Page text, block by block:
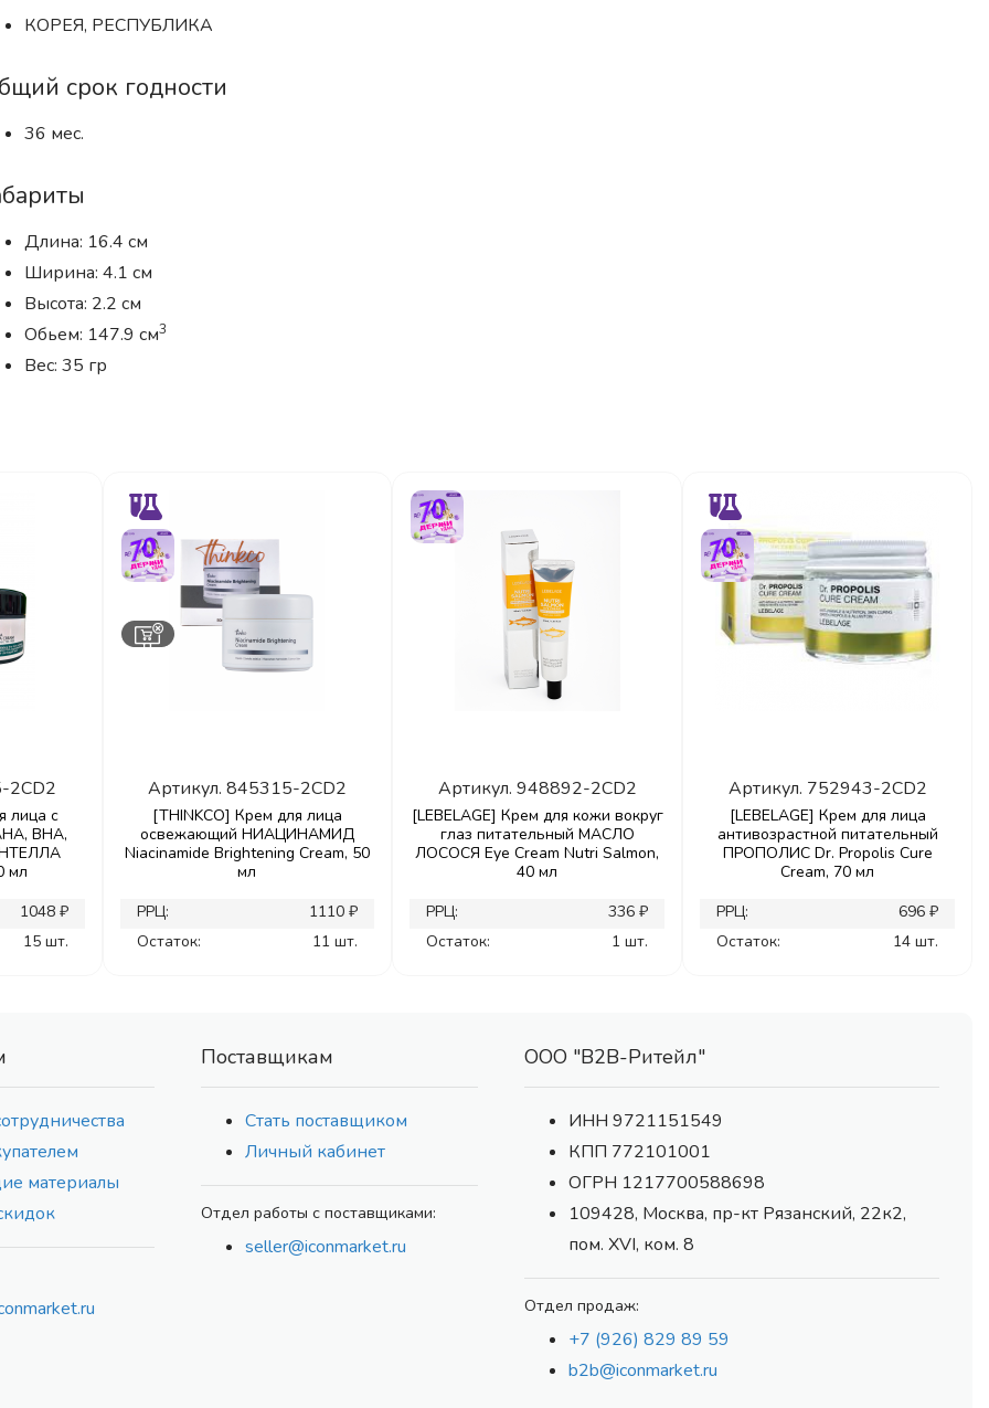
КОРЕЯ, РЕСПУБЛИКА
срок годности
36 мес.
Длина: 16.4 см
Ширина: 4.1 см
Высота: 2.2 см
Обьем: 147.9 см3
Вес: 35 гр
2CD2
лица с
BHA,
мл
1048 ₽
15 шт.
Артикул. 845315-2CD2
[THINKCO] Крем для лица
освежающий НИАЦИНАМИД
Niacinamide Brightening Cream, 50
мл
РРЦ:
1110 ₽
Остаток:
11 шт.
Артикул. 948892-2CD2
[LEBELAGE] Крем для кожи вокруг
глаз питательный МАСЛО
ЛОСОСЯ Eye Cream Nutri Salmon,
40 мл
РРЦ:
336 ₽
Остаток:
1 шт.
Артикул. 752943-2CD2
[LEBELAGE] Крем для лица
антивозрастной питательный
ПРОПОЛИС Dr. Propolis Cure
Cream, 70 мл
РРЦ:
696 ₽
Остаток:
14 шт.
материалы
Поставщикам
Стать поставщиком
Личный кабинет
Отдел работы с поставщиками:
seller@iconmarket.ru
ООО "В2В-Ритейл"
ИНН 9721151549
КПП 772101001
ОГРН 1217700588698
109428, Москва, пр-кт Рязанский, 22к2,
пом. XVI, ком. 8
Отдел продаж:
+7 (926) 829 89 59
b2b@iconmarket.ru